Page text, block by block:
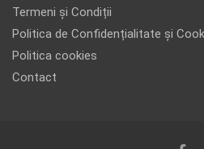
Termeni și Condiții
Politica de Confidențialitate și
Politica cookies
Contact